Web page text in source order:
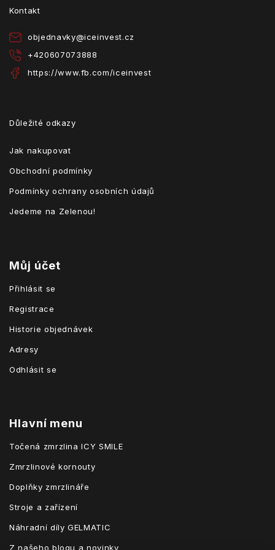
Kontakt
objednavky@iceinvest.cz
+420607073888
https://www.fb.com/iceinvest
Důležité odkazy
Jak nakupovat
Obchodní podmínky
Podmínky ochrany osobních údajů
Jedeme na Zelenou!
Můj účet
Přihlásit se
Registrace
Historie objednávek
Adresy
Odhlásit se
Hlavní menu
Točená zmrzlina ICY SMILE
Zmrzlinové kornouty
Doplňky zmrzlináře
Stroje a zařízení
Náhradní díly GELMATIC
Z našeho blogu a novinky